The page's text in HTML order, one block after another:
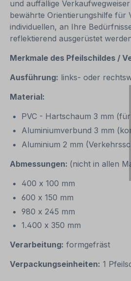
und auffällige
bewährte Orientierungshilfe für
individuellen, an Ihre
reflektierend ausgerüstet
Merkmale des Pfeilschildes /
Ausführung: links- oder
Material:
PVC - Hartschaum 3 mm
Aluminiumverbund 3 mm
Aluminium 2 mm
Abmessungen: (nicht in allen
400 x 100 mm
600 x 150 mm
980 x 245 mm
1.400 x 350 mm
Verarbeitung: formgefräst
Verpackungseinheiten: 1